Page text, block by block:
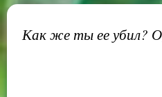
Как же ты ее убил?